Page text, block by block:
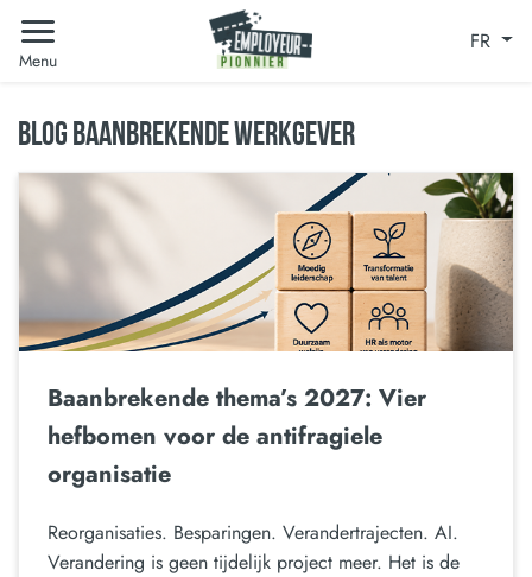
Menu
FR
BLOG BAANBREKENDE WERKGEVER
Baanbrekende thema’s 2027: Vier
hefbomen voor de antifragiele
organisatie
Reorganisaties. Besparingen. Verandertrajecten. AI.
Verandering is geen tijdelijk project meer. Het is de